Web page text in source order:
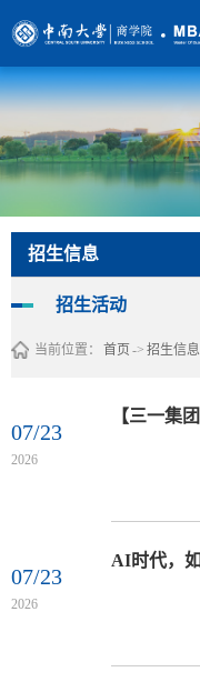
招生信息
招生活动
当前位置： 首页 -> 招生信息
07/23
2026
07/23
2026